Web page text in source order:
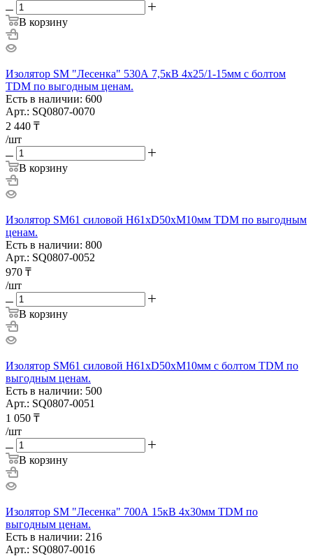
В корзину
Изолятор SM "Лесенка" 530А 7,5кВ 4х25/1-15мм с болтом
TDM по выгодным ценам.
Есть в наличии: 600
Арт.: SQ0807-0070
2 440 ₸
/шт
В корзину
Изолятор SM61 силовой Н61хD50хМ10мм TDM по выгодным
ценам.
Есть в наличии: 800
Арт.: SQ0807-0052
970 ₸
/шт
В корзину
Изолятор SM61 силовой Н61хD50хМ10мм с болтом TDM по
выгодным ценам.
Есть в наличии: 500
Арт.: SQ0807-0051
1 050 ₸
/шт
В корзину
Изолятор SM "Лесенка" 700А 15кВ 4х30мм TDM по
выгодным ценам.
Есть в наличии: 216
Арт.: SQ0807-0016